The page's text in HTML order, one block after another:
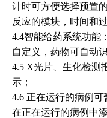
计时可方便选择预置
反应的模块，时间和
4.4智能给药系统功能
自定义，药物可自动
4.5 X光片、生化检测
示；
4.6 正在运行的病例
在正在运行的病例中